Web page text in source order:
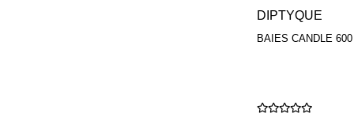
DIPTYQUE
BAIES CANDLE